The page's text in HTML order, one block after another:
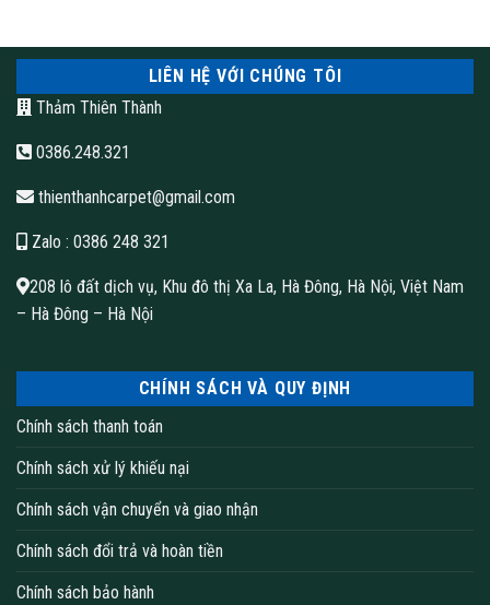
LIÊN HỆ VỚI CHÚNG TÔI
Thảm Thiên Thành
0386.248.321
thienthanhcarpet@gmail.com
Zalo : 0386 248 321
208 lô đất dịch vụ, Khu đô thị Xa La, Hà Đông, Hà Nội, Việt Nam
– Hà Đông – Hà Nội
CHÍNH SÁCH VÀ QUY ĐỊNH
Chính sách thanh toán
Chính sách xử lý khiếu nại
Chính sách vận chuyển và giao nhận
Chính sách đổi trả và hoàn tiền
Chính sách bảo hành